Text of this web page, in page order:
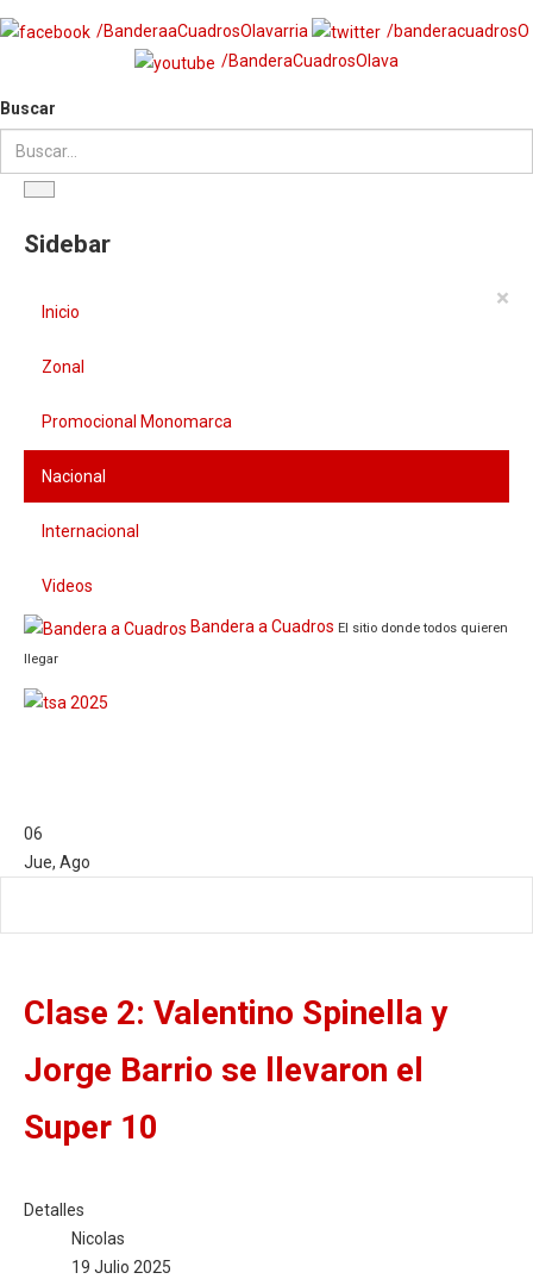
/BanderaaCuadrosOlavarria
/banderacuadrosO
/BanderaCuadrosOlava
Buscar
Sidebar
×
Inicio
Zonal
Promocional Monomarca
Nacional
Internacional
Videos
Bandera a Cuadros El sitio donde todos quieren
llegar
06
Jue, Ago
Clase 2: Valentino Spinella y
Jorge Barrio se llevaron el
Super 10
Detalles
Nicolas
19 Julio 2025